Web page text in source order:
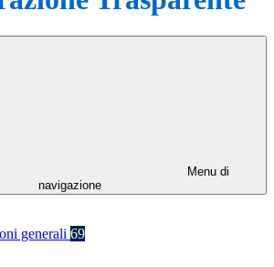
Menu di
navigazione
generali 69